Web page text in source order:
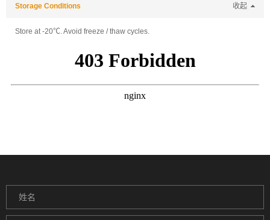
Storage Conditions 收起
Store at -20℃. Avoid freeze / thaw cycles.